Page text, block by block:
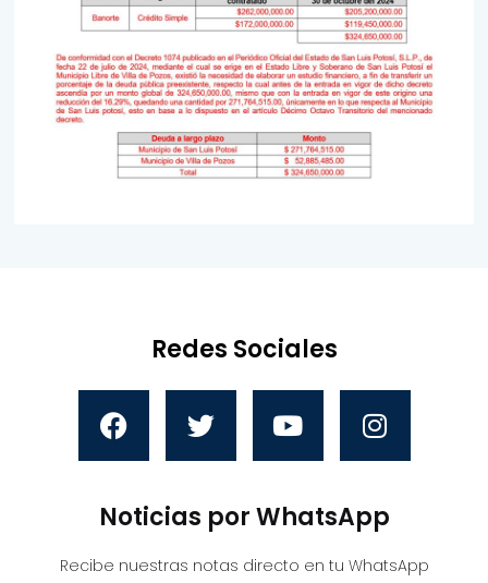
Redes Sociales
Noticias por WhatsApp
Recibe nuestras notas directo en tu WhatsApp